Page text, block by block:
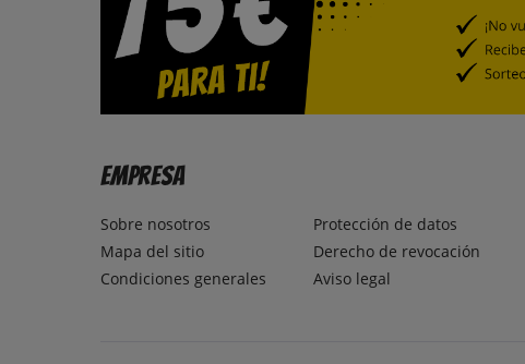
Empresa
Sobre nosotros
Mapa del sitio
Condiciones generales
Protección de datos
Derecho de revocación
Aviso legal